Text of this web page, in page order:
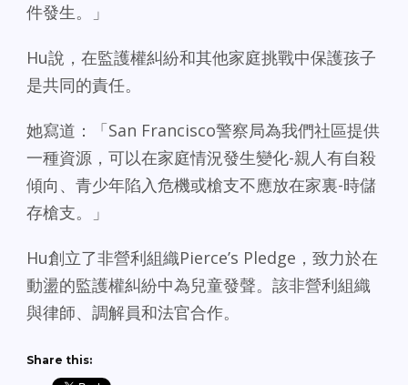
件發生。」
Hu說，在監護權糾紛和其他家庭挑戰中保護孩子
是共同的責任。
她寫道：「San Francisco警察局為我們社區提供
一種資源，可以在家庭情況發生變化-親人有自殺
傾向、青少年陷入危機或槍支不應放在家裏-時儲
存槍支。」
Hu創立了非營利組織Pierce’s Pledge，致力於在
動盪的監護權糾紛中為兒童發聲。該非營利組織
與律師、調解員和法官合作。
Share this: